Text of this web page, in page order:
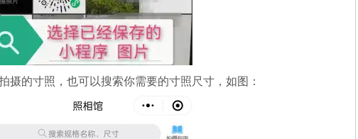
摄的寸照，也可以搜索你需要的寸照尺寸，如图：